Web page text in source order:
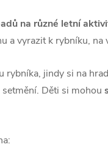
na různé letní
a vyrazit k rybníku,
rybníka, jindy si na
Děti si mohou